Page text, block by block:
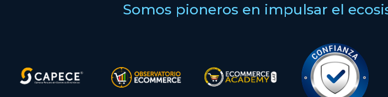
Somos pioneros en impulsar el